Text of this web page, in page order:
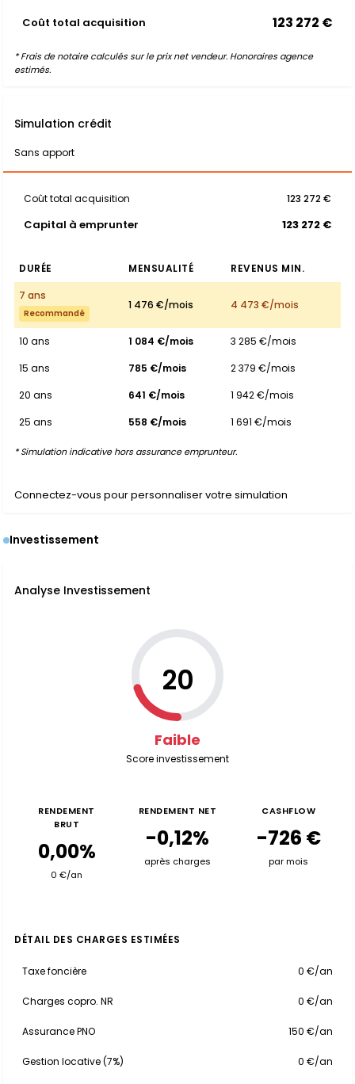
Coût total acquisition 123 272 €
* Frais de notaire calculés sur le prix net vendeur. Honoraires agence
estimés.
Simulation crédit
Sans apport
Coût total acquisition 123 272 €
Capital à emprunter 123 272 €
DURÉE MENSUALITÉ
REVENUS MIN.
7 ans
Recommandé
1 476 €/mois 4 473 €/mois
10 ans 1 084 €/mois
3 285 €/mois
15 ans
785 €/mois
2 379 €/mois
20 ans
641 €/mois
1 942 €/mois
25 ans
558 €/mois 1 691 €/mois
* Simulation indicative hors assurance emprunteur.
Connectez-vous pour personnaliser votre simulation
Investissement
Analyse Investissement
20
Faible
Score investissement
RENDEMENT
BRUT
0,00%
0 €/an
RENDEMENT NET
-0,12%
après charges
CASHFLOW
-726 €
par mois
DÉTAIL DES CHARGES ESTIMÉES
Taxe foncière 0 €/an
Charges copro. NR 0 €/an
Assurance PNO 150 €/an
Gestion locative (7%) 0 €/an